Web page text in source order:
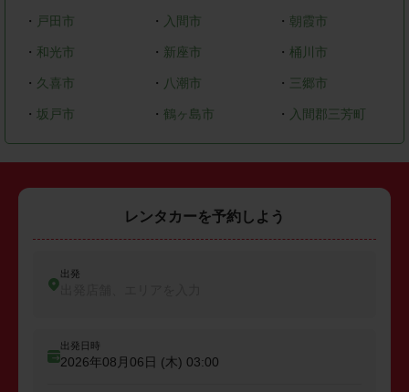
・ 戸田市 ・ 入間市 ・ 朝霞市
・ 和光市 ・ 新座市 ・ 桶川市
・ 久喜市 ・ 八潮市 ・ 三郷市
・ 坂戸市 ・ 鶴ヶ島市 ・ 入間郡三芳町
レンタカーを予約しよう
出発
出発日時
2026年08月06日 (木) 03:00